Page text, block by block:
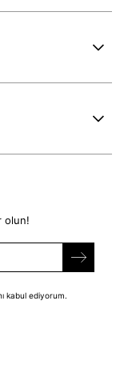
olun!
kabul ediyorum.